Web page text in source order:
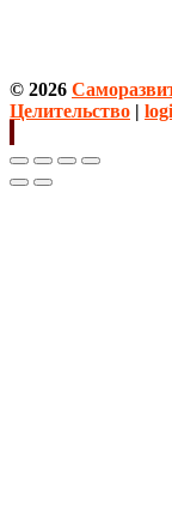
© 2026
Целительство |